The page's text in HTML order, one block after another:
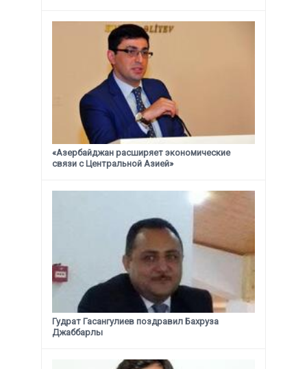
«Азербайджан расширяет экономические
связи с Центральной Азией»
Гудрат Гасангулиев поздравил Бахруза
Джаббарлы